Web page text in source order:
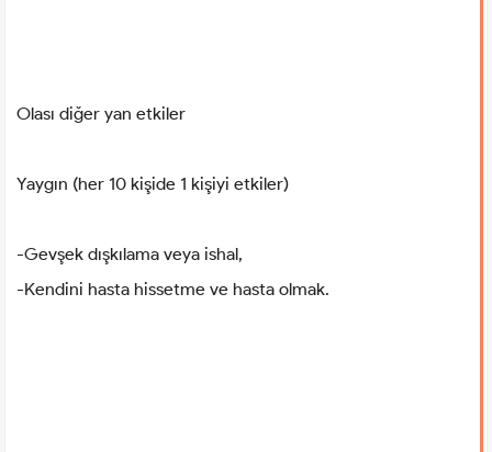
Olası diğer yan etkiler
Yaygın (her 10 kişide 1 kişiyi etkiler)
-Gevşek dışkılama veya ishal,
-Kendini hasta hissetme ve hasta olmak.